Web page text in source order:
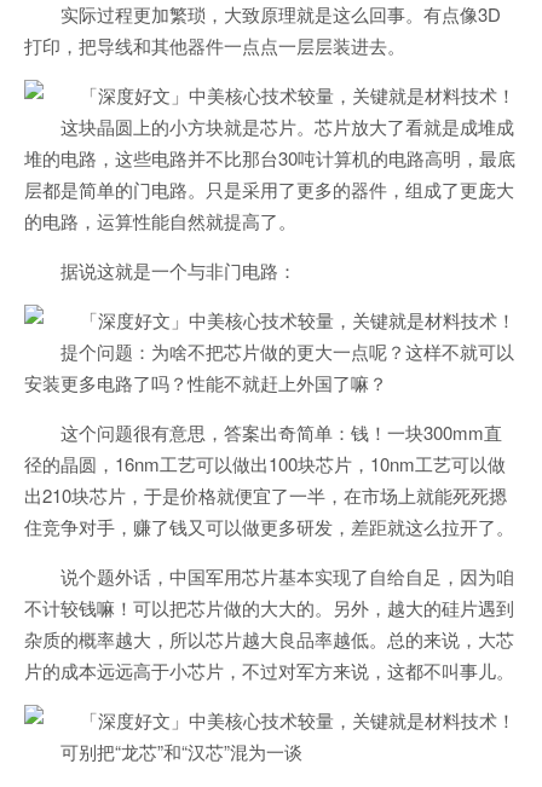
实际过程更加繁琐，大致原理就是这么回事。有点像3D
打印，把导线和其他器件一点点一层层装进去。
这块晶圆上的小方块就是芯片。芯片放大了看就是成堆成
堆的电路，这些电路并不比那台30吨计算机的电路高明，最底
层都是简单的门电路。只是采用了更多的器件，组成了更庞大
的电路，运算性能自然就提高了。
据说这就是一个与非门电路：
提个问题：为啥不把芯片做的更大一点呢？这样不就可以
安装更多电路了吗？性能不就赶上外国了嘛？
这个问题很有意思，答案出奇简单：钱！一块300mm直
径的晶圆，16nm工艺可以做出100块芯片，10nm工艺可以做
出210块芯片，于是价格就便宜了一半，在市场上就能死死摁
住竞争对手，赚了钱又可以做更多研发，差距就这么拉开了。
说个题外话，中国军用芯片基本实现了自给自足，因为咱
不计较钱嘛！可以把芯片做的大大的。另外，越大的硅片遇到
杂质的概率越大，所以芯片越大良品率越低。总的来说，大芯
片的成本远远高于小芯片，不过对军方来说，这都不叫事儿。
可别把“龙芯”和“汉芯”混为一谈